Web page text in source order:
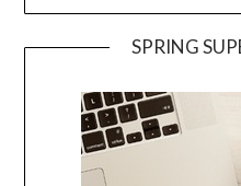
SPRING